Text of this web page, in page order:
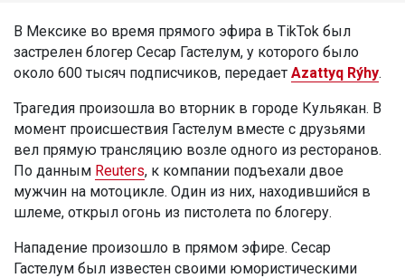
В Мексике во время прямого эфира в TikTok был
застрелен блогер Сесар Гастелум, у которого было
около 600 тысяч подписчиков, передает Azattyq Rýhy.
Трагедия произошла во вторник в городе Кульякан. В
момент происшествия Гастелум вместе с друзьями
вел прямую трансляцию возле одного из ресторанов.
По данным Reuters, к компании подъехали двое
мужчин на мотоцикле. Один из них, находившийся в
шлеме, открыл огонь из пистолета по блогеру.
Нападение произошло в прямом эфире. Сесар
Гастелум был известен своими юмористическими